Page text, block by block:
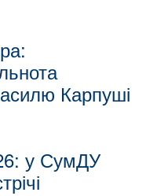
Карпуші
у СумДУ